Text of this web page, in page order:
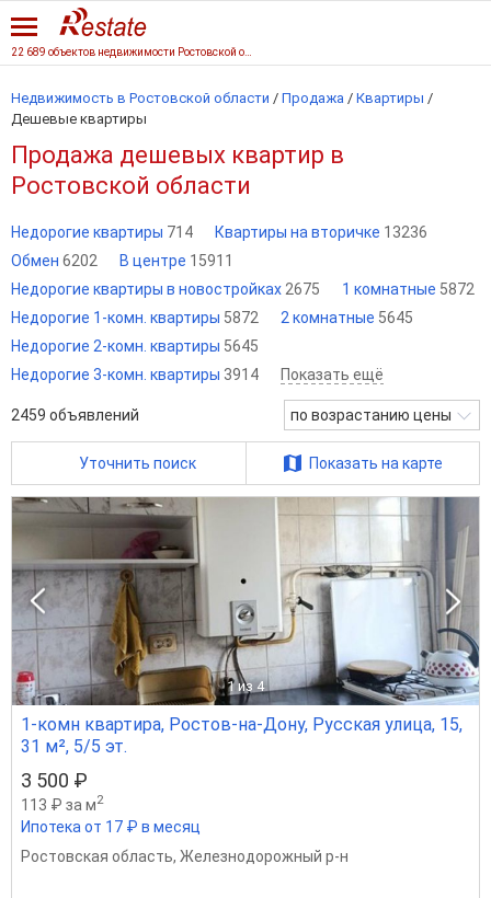
Недвижимость в Ростовской области / Продажа / Квартиры /
Дешевые квартиры
Продажа дешевых квартир в
Ростовской области
Недорогие квартиры 714 Квартиры на вторичке 13236
Обмен 6202 В центре 15911
Недорогие квартиры в новостройках 2675 1 комнатные 5872
Недорогие 1-комн. квартиры 5872 2 комнатные 5645
Недорогие 2-комн. квартиры 5645
Недорогие 3-комн. квартиры 3914 Показать ещё
2459 объявлений по возрастанию цены
Уточнить поиск Показать на карте
1 из 4
1-комн квартира, Ростов-на-Дону, Русская улица, 15,
31 м², 5/5 эт.
3 500 ₽
113 ₽ за м2
Ипотека от 17 ₽ в месяц
Ростовская область, Железнодорожный р-н